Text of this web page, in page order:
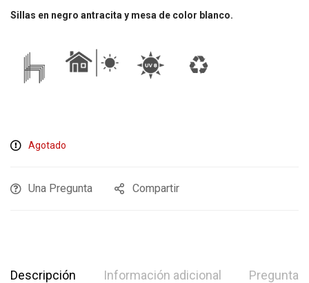
Sillas en negro antracita y mesa de color blanco.
Agotado
Una Pregunta Compartir
Descripción Información adicional Preguntas